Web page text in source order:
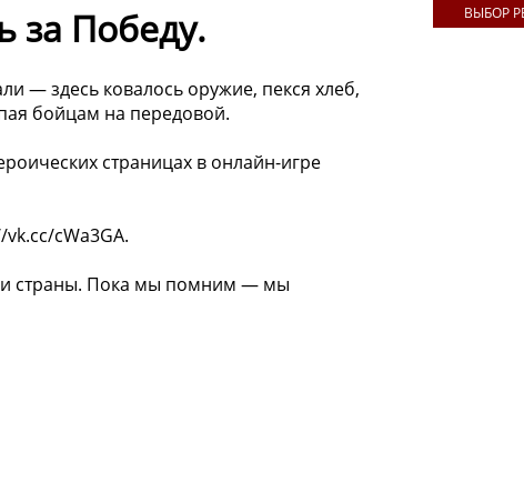
за Победу.
— здесь ковалось оружие, пекся хлеб,
бойцам на передовой.
страницах в онлайн-игре
cWa3GA.
и страны. Пока мы помним — мы
ВЫБОР